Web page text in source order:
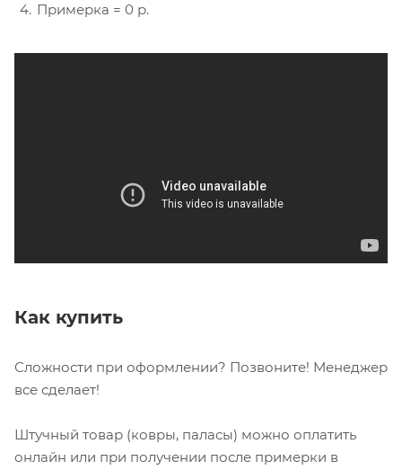
Примерка = 0 р.
Как купить
Сложности при оформлении? Позвоните! Менеджер
все сделает!
Штучный товар (ковры, паласы) можно оплатить
онлайн или при получении после примерки в